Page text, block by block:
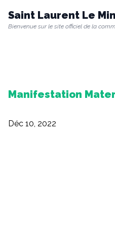
Saint Laurent Le
Bienvenue sur le site officiel de la
Vie municipale
Manifestation
Déc 10, 2022